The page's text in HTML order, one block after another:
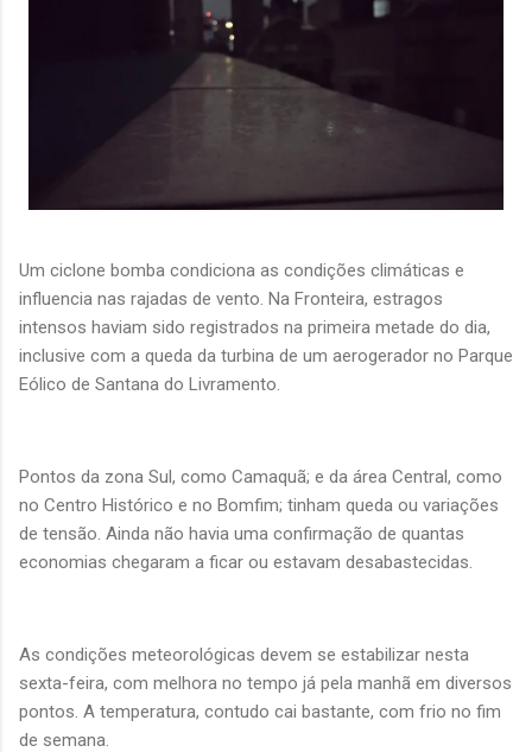
Um ciclone bomba condiciona as condições climáticas e
influencia nas rajadas de vento. Na Fronteira, estragos
intensos haviam sido registrados na primeira metade do dia,
inclusive com a queda da turbina de um aerogerador no Parque
Eólico de Santana do Livramento.
Pontos da zona Sul, como Camaquã; e da área Central, como
no Centro Histórico e no Bomfim; tinham queda ou variações
de tensão. Ainda não havia uma confirmação de quantas
economias chegaram a ficar ou estavam desabastecidas.
As condições meteorológicas devem se estabilizar nesta
sexta-feira, com melhora no tempo já pela manhã em diversos
pontos. A temperatura, contudo cai bastante, com frio no fim
de semana.